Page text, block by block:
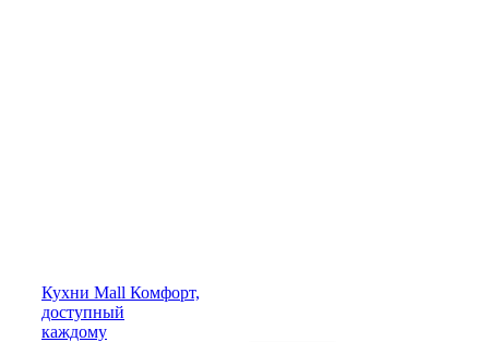
Кухни Mall Комфорт,
доступный
каждому